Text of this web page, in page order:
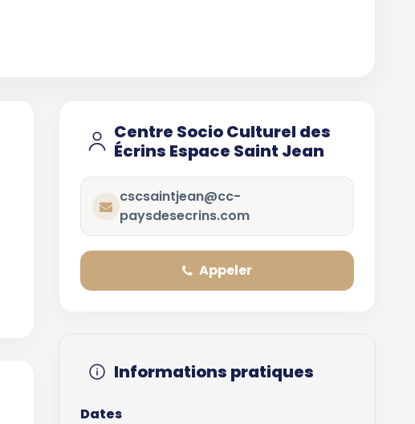
Centre Socio Culturel des
Écrins Espace Saint Jean
cscsaintjean@cc-
paysdesecrins.com
Appeler
Informations pratiques
Dates